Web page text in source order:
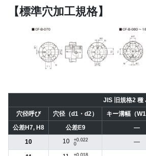
【標準穴加工規格】
JIS 旧規格2 種
穴径呼び
穴径（d1・d2） キー溝幅（W1
公差H7, H8
公差E9 ―
10
10
+0.022
0
―